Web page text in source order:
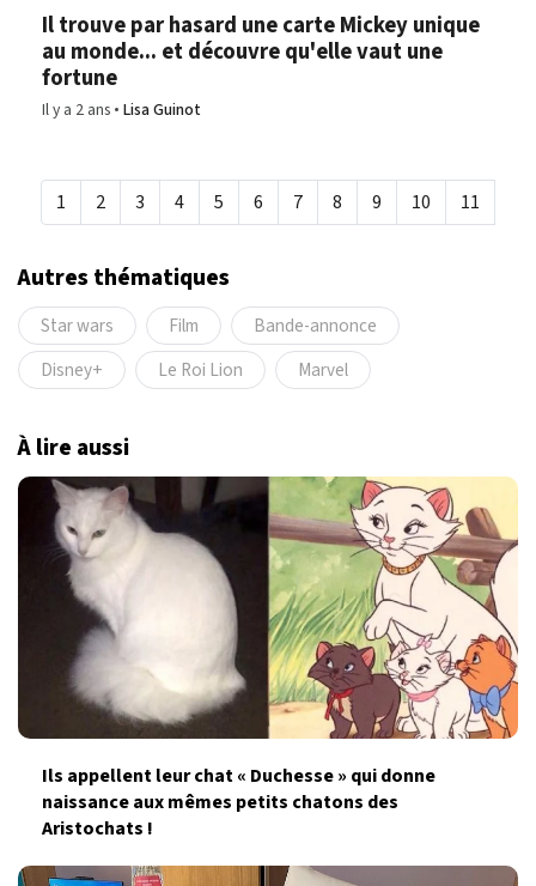
Il trouve par hasard une carte Mickey unique
au monde... et découvre qu'elle vaut une
fortune
Il y a 2 ans Lisa Guinot
1 2 3 4 5 6 7 8 9 10 11
Autres thématiques
Star wars Film
Bande-annonce
Disney+
Le Roi Lion Marvel
À lire aussi
Ils appellent leur chat « Duchesse » qui donne
naissance aux mêmes petits chatons des
Aristochats !